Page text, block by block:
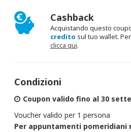
Cashback
Acquistando questo
credito sul tuo wallet.
clicca qui.
Condizioni
Coupon valido fino al 30
Voucher valido per 1 persona
Per appuntamenti pomeridiani